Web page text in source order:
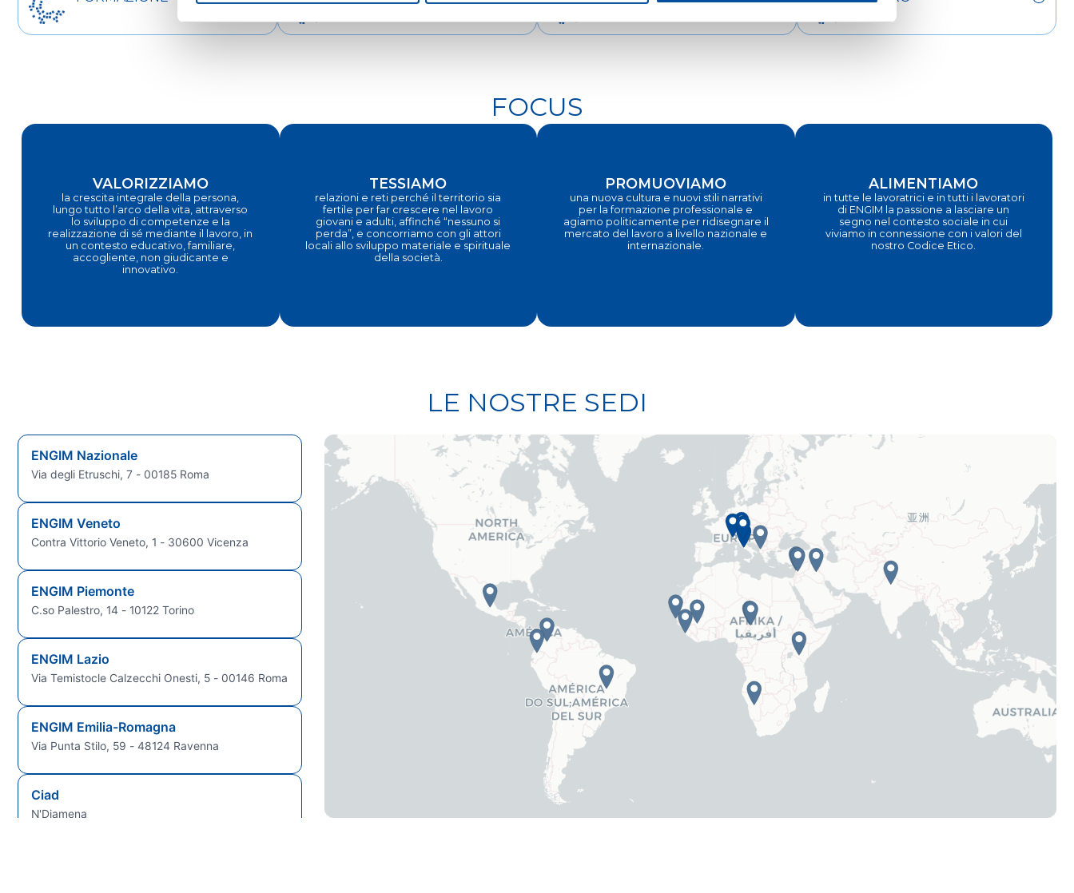
FOCUS
VALORIZZIAMO
la crescita integrale della persona,
lungo tutto l’arco della vita, attraverso
lo sviluppo di competenze e la
realizzazione di sé mediante il lavoro, in
un contesto educativo, familiare,
accogliente, non giudicante e
innovativo.
TESSIAMO
relazioni e reti perché il territorio sia
fertile per far crescere nel lavoro
giovani e adulti, affinché “nessuno si
perda”, e concorriamo con gli attori
locali allo sviluppo materiale e spirituale
della società.
PROMUOVIAMO
una nuova cultura e nuovi stili narrativi
per la formazione professionale e
agiamo politicamente per ridisegnare il
mercato del lavoro a livello nazionale e
internazionale.
ALIMENTIAMO
in tutte le lavoratrici e in tutti i lavoratori
di ENGIM la passione a lasciare un
segno nel contesto sociale in cui
viviamo in connessione con i valori del
nostro Codice Etico.
LE NOSTRE SEDI
ENGIM Nazionale
Via degli Etruschi, 7 - 00185 Roma
ENGIM Veneto
Contra Vittorio Veneto, 1 - 30600 Vicenza
ENGIM Piemonte
C.so Palestro, 14 - 10122 Torino
ENGIM Lazio
Via Temistocle Calzecchi Onesti, 5 - 00146 Roma
ENGIM Emilia-Romagna
Via Punta Stilo, 59 - 48124 Ravenna
Ciad
N'Djamena